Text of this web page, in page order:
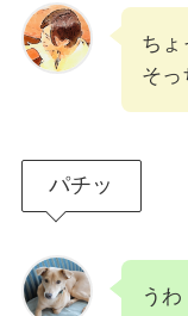
ちょ
そっ
パチッ
うわ